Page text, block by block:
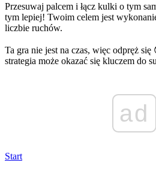
Przesuwaj palcem i łącz kulki o tym
tym lepiej! Twoim celem jest
liczbie ruchów.
Ta gra nie jest na czas, więc odpręż
strategia może okazać się kluczem do
ad
Start